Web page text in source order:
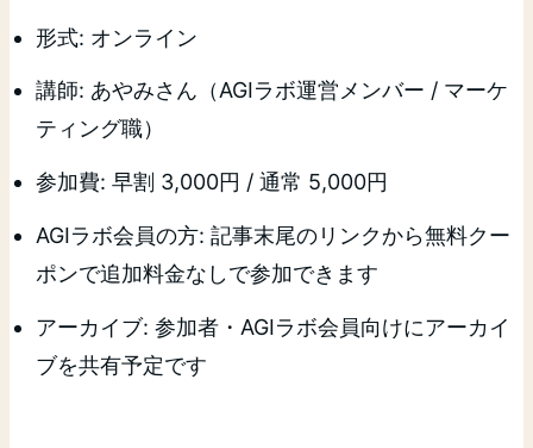
形式: オンライン
講師: あやみさん（AGIラボ運営メンバー / マーケ
ティング職）
参加費: 早割 3,000円 / 通常 5,000円
AGIラボ会員の方: 記事末尾のリンクから無料クー
ポンで追加料金なしで参加できます
アーカイブ: 参加者・AGIラボ会員向けにアーカイ
ブを共有予定です